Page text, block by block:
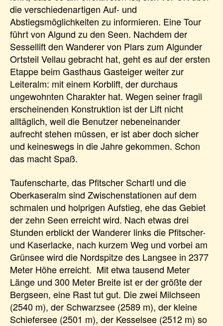
die verschiedenartigen Auf- und
Abstiegsmöglichkeiten zu informieren. Eine Tour
führt von Algund zu den Seen. Nachdem der
Sessellift den Wanderer von Plars zum Algunder
Ortsteil Vellau gebracht hat, geht es auf der ersten
Etappe beim Gasthaus Gasteiger weiter zur
Leiteralm: mit einem Korblift, der durchaus
ungewohnten Charakter hat. Wegen seiner fragil
erscheinenden Konstruktion ist der Lift nicht
alltäglich, weil die Benutzer nebeneinander
aufrecht stehen müssen, er ist aber doch sicher
und keineswegs in die Jahre gekommen. Schon
das macht Spaß.
Taufenscharte, das Pfitscher Schartl und die
Oberkaseralm sind Zwischenstationen auf dem
schmalen und holprigen Aufstieg, ehe das Gebiet
der zehn Seen erreicht wird. Nach etwas drei
Stunden erblickt der Wanderer links die Pfitscher-
und Kaserlacke, nach kurzem Weg und vorbei am
Grünsee wird die Nordspitze des Langsee in 2377
Meter Höhe erreicht. Mit etwa tausend Meter
Länge und 300 Meter Breite ist er der größte der
Bergseen, eine Rast tut gut. Die zwei Milchseen
(2540 m), der Schwarzsee (2589 m), der kleine
Schiefersee (2501 m), der Kesselsee (2512 m) so